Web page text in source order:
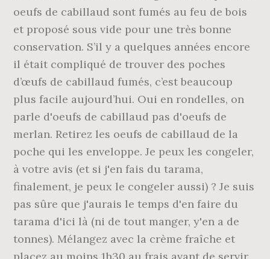
oeufs de cabillaud sont fumés au feu de bois
et proposé sous vide pour une très bonne
conservation. S’il y a quelques années encore
il était compliqué de trouver des poches
d’œufs de cabillaud fumés, c’est beaucoup
plus facile aujourd’hui. Oui en rondelles, on
parle d'oeufs de cabillaud pas d'oeufs de
merlan. Retirez les oeufs de cabillaud de la
poche qui les enveloppe. Je peux les congeler,
à votre avis (et si j'en fais du tarama,
finalement, je peux le congeler aussi) ? Je suis
pas sûre que j'aurais le temps d'en faire du
tarama d'ici là (ni de tout manger, y'en a de
tonnes). Mélangez avec la crème fraîche et